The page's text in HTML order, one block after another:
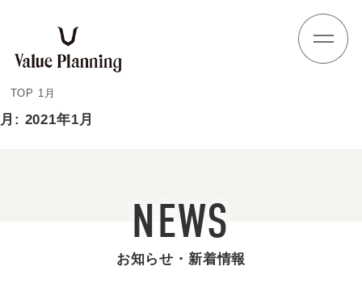
TOP 1月
月: 2021年1月
NEWS
お知らせ・新着情報